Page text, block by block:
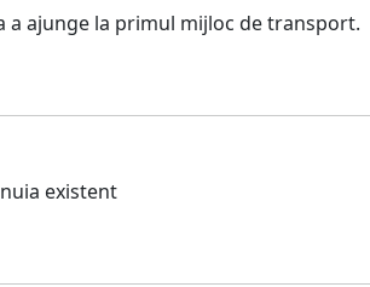
a ajunge la primul mijloc de transport.
existent